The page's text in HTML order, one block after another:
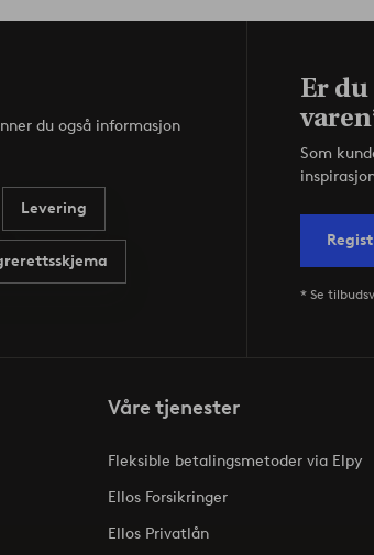
du også informasjon
Levering
Er du
Som
* Se
Våre tjenester
Fleksible betalingsmetoder via Elpy
Ellos Forsikringer
Ellos Privatlån